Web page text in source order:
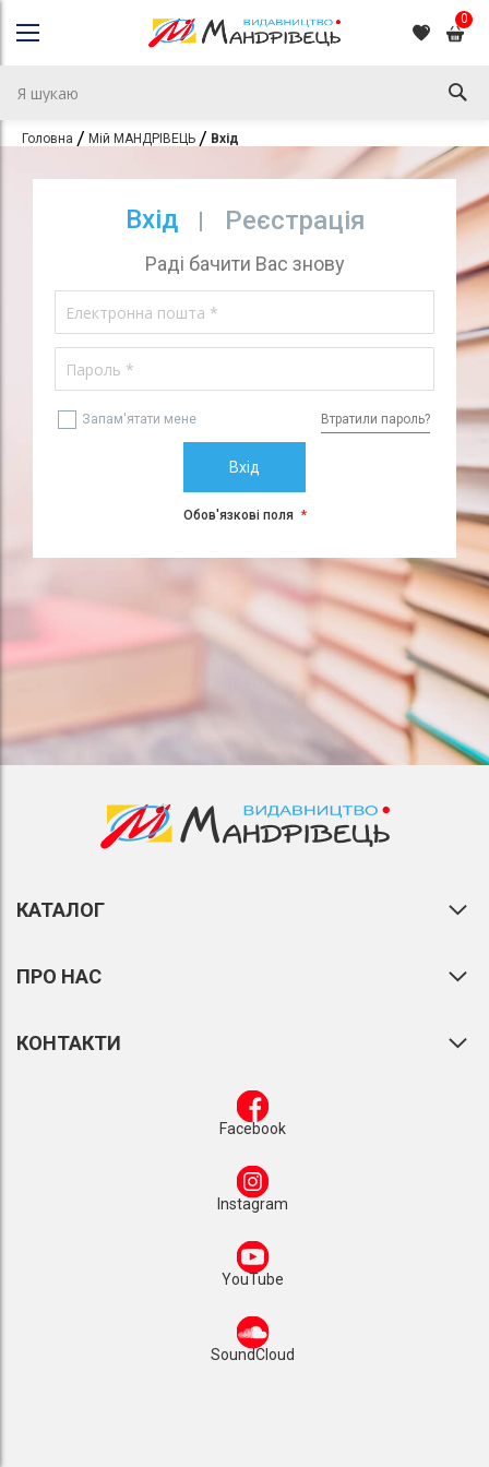
0
Головна Мій МАНДРІВЕЦЬ Вхід
Вхід Реєстрація
Раді бачити Вас знову
Запам'ятати мене Втратили пароль?
Вхід
Обов'язкові поля
КАТАЛОГ
ПРО НАС
КОНТАКТИ
Facebook
Instagram
YouTube
SoundCloud